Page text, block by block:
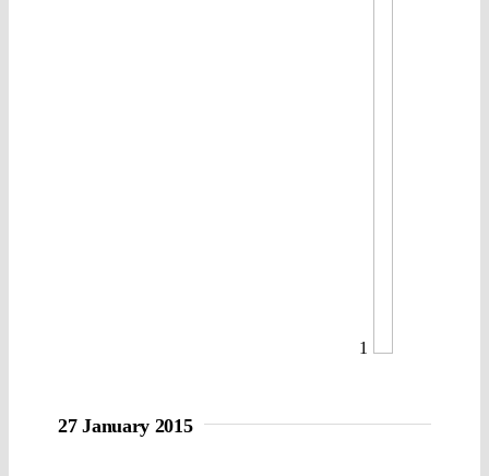
1
27 January 2015